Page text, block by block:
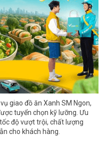
giao đồ ăn Xanh SM Ngon,
tuyển chọn kỹ lưỡng. Ưu
độ vượt trội, chất lượng
cho khách hàng.